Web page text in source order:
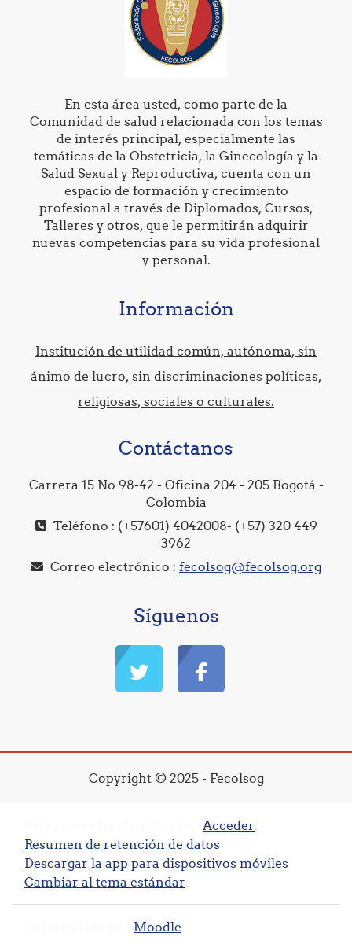
En esta área usted, como parte de la
Comunidad de salud relacionada con los temas
de interés principal, especialmente las
temáticas de la Obstetricia, la Ginecología y la
Salud Sexual y Reproductiva, cuenta con un
espacio de formación y crecimiento
profesional a través de Diplomados, Cursos,
Talleres y otros, que le permitirán adquirir
nuevas competencias para su vida profesional
y personal.
Información
Institución de utilidad común, autónoma, sin
ánimo de lucro, sin discriminaciones políticas,
religiosas, sociales o culturales.
Contáctanos
Carrera 15 No 98-42 - Oficina 204 - 205 Bogotá -
Colombia
Teléfono : (+57601) 4042008- (+57) 320 449
3962
Correo electrónico : fecolsog@fecolsog.org
Síguenos
Copyright © 2025 - Fecolsog
Acceder
Resumen de retención de datos
Descargar la app para dispositivos móviles
Cambiar al tema estándar
Moodle